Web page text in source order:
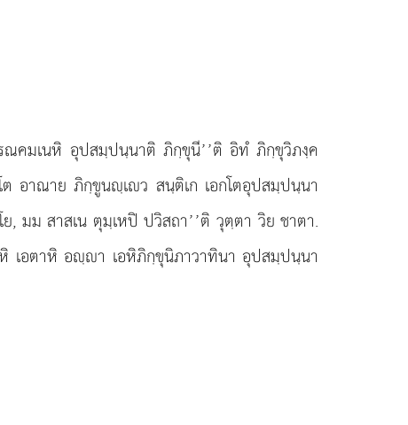
คมเนหิ อุปสมฺปนฺนาติ ภิกฺขุนี’’ติ อิทํ ภิกฺขุวิภงฺค
าณาย ภิกฺขูนฺเว สนฺติเก เอกโตอุปสมฺปนฺนา
มม สาสเน ตุมฺเหปิ ปวิสถา’’ติ วุตฺตา วิย ชาตา.
เอตาหิ อฺา เอหิภิกฺขุนิภาวาทินา อุปสมฺปนฺนา